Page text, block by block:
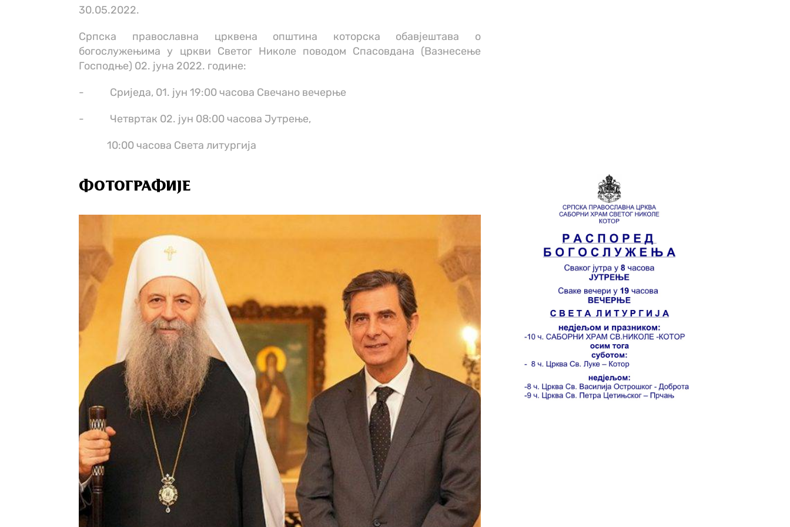
30.05.2022.
Српска православна црквена општина которска обавјештава о
богослужењима у цркви Светог Николе поводом Спасовдана (Вазнесење
Господње) 02. јуна 2022. године:
- Сриједа, 01. јун 19:00 часова Свечано вечерње
- Четвртак 02. јун 08:00 часова Јутрење,
10:00 часова Света литургија
ФОТОГРАФИЈЕ